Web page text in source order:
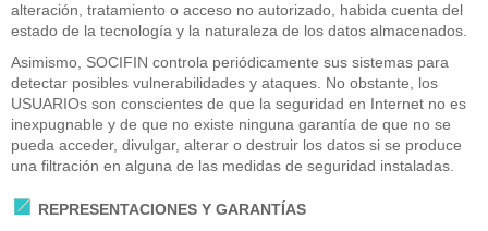
alteración, tratamiento o acceso no autorizado, habida cuenta del
estado de la tecnología y la naturaleza de los datos almacenados.
Asimismo, SOCIFIN controla periódicamente sus sistemas para
detectar posibles vulnerabilidades y ataques. No obstante, los
USUARIOs son conscientes de que la seguridad en Internet no es
inexpugnable y de que no existe ninguna garantía de que no se
pueda acceder, divulgar, alterar o destruir los datos si se produce
una filtración en alguna de las medidas de seguridad instaladas.
REPRESENTACIONES Y GARANTÍAS